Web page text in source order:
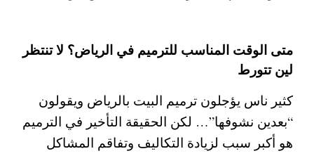
متى الوقت المناسب للترميم في الرياض؟ لا تنتظر
لين تتورط
كثير ناس يؤجلون ترميم البيت بالرياض ويقولون
“بعدين نشوفها”… لكن الحقيقة التأخير في الترميم
هو أكبر سبب لزيادة التكاليف وتفاقم المشاكل